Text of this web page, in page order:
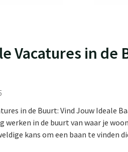
Vacatures in de
in de Buurt: Vind Jouw Ideale
werken in de buurt van waar je
kans om een baan te vinden